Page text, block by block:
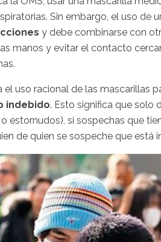
Sin embargo, el uso de
y ‎debe combinarse con
manos y evitar el contacto
el uso racional de las mascarillas
indebido. Esto significa ‎que solo
estornudos), si sospechas que
de quien se sospeche ‎que está